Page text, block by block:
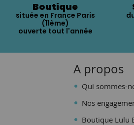
Boutique
située en France Paris
(11ème)
ouverte tout l'année
A propos
Qui sommes-
Nos
Boutique Lulu